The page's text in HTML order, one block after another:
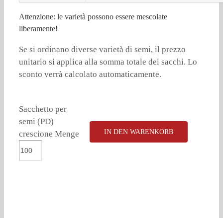
Attenzione: le varietà possono essere mescolate
liberamente!
Se si ordinano diverse varietà di semi, il prezzo
unitario si applica alla somma totale dei sacchi. Lo
sconto verrà calcolato automaticamente.
Sacchetto per
semi (PD)
crescione Menge
IN DEN WARENKORB